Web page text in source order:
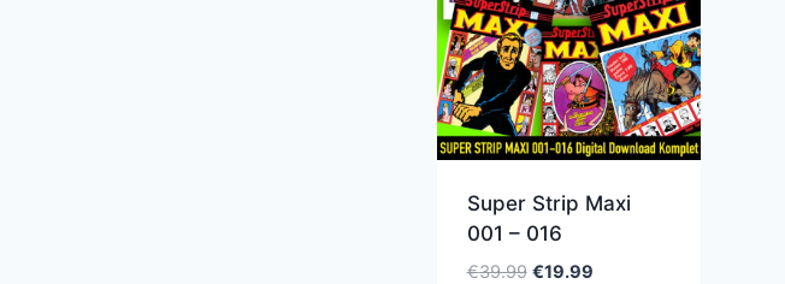
Super Strip Maxi
001 – 016
€39.99 €19.99